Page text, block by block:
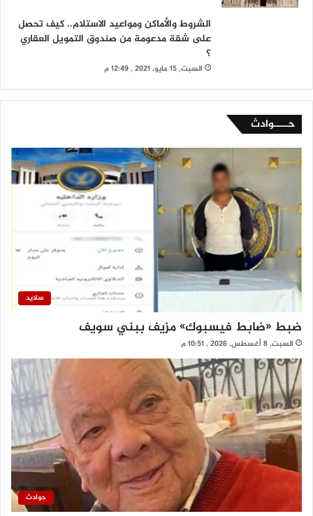
الشروط والأماكن ومواعيد الاستلام.. كيف تحصل
على شقة مدعومة من صندوق التمويل العقاري
؟
السبت, 15 مايو, 2021 , 12:49 م
حــــوادث
سلايد
ضبط «ضابط فيسبوك» مزيف ببني سويف
السبت, 8 أغسطس, 2026 , 10:51 م
حوادث